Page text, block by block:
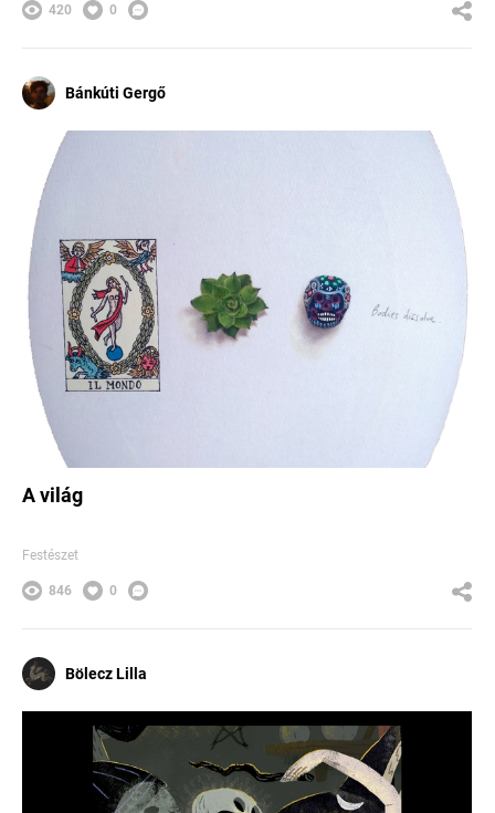
420 0
Bánkúti Gergő
A világ
Festészet
846 0
Bölecz Lilla